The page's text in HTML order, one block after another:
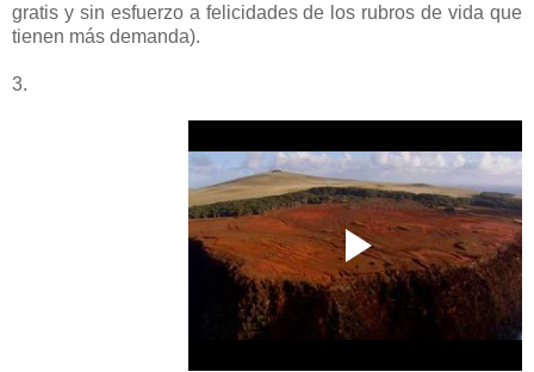
gratis y sin esfuerzo a felicidades de los rubros de vida que
tienen más demanda).
3.